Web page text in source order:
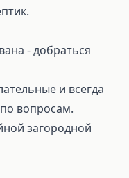
- добраться
и всегда
вопросам.
загородной